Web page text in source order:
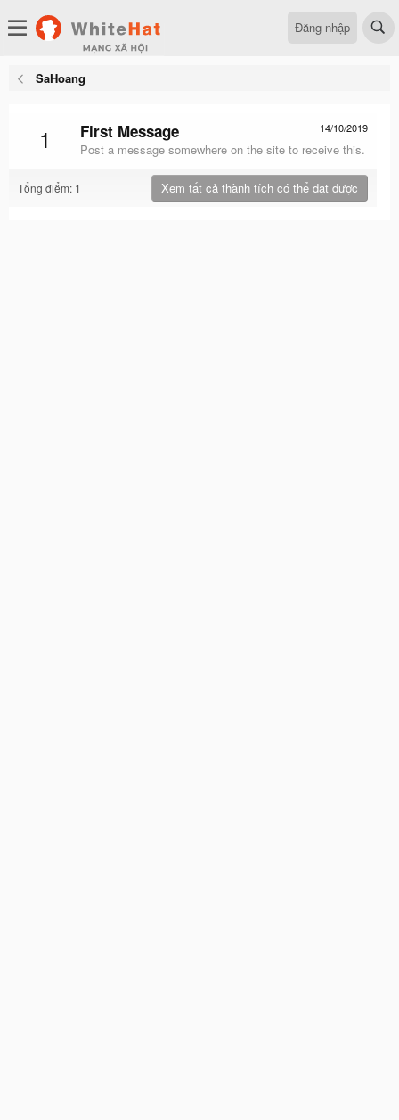
Đăng nhập
SaHoang
1 14/10/2019
First Message
Post a message somewhere on the site to receive this.
Tổng điểm: 1 Xem tất cả thành tích có thể đạt được